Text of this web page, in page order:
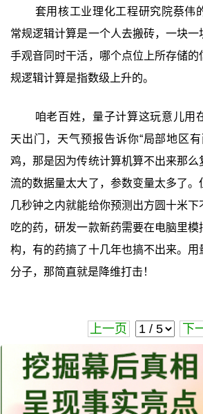
套用核工业理化工程研究院蔡伟
常规逻辑计算是一个人去搬砖，一块
手观音同时干活，哪个点位上所存储的
规逻辑计算是指数级上升的。
咱老百姓，量子计算这玩意儿用
天出门，天气预报告诉你“局部地区
鸡，那是因为传统计算机算不出来那么
流的数据量太大了，参数变量太多了。
几秒钟之内就能给你预测出方圆十米
吃的药，研发一款新药需要在电脑里
构，有的药搞了十几年也搞不出来。
分子，那简直就是降维打击！
上一页 下